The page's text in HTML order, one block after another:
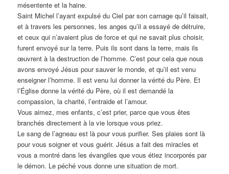
mésentente et la haine.
Saint Michel l’ayant expulsé du Ciel par son carnage qu’il faisait,
et à travers les personnes, les anges qu’il a essayé de détruire,
et ceux qui n’avaient plus de force et qui ne savait plus choisir,
furent envoyé sur la terre. Puis ils sont dans la terre, mais ils
œuvrent à la destruction de l’homme. C’est pour cela que nous
avons envoyé Jésus pour sauver le monde, et qu’il est venu
enseigner l’homme. Il est venu lui donner la vérité du Père. Et
l’Église donne la vérité du Père, où il est demandé la
compassion, la charité, l’entraide et l’amour.
Vous aimez, mes enfants, c’est prier, parce que vous êtes
branchés directement à la vie lorsque vous priez.
Le sang de l’agneau est là pour vous purifier. Ses plaies sont là
pour vous soigner et vous guérir. Jésus a fait des miracles et
vous a montré dans les évangiles que vous étiez incorporés par
le démon. Le péché vous donne une situation de mort.